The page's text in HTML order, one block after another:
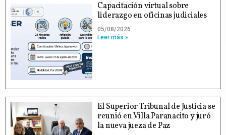
Capacitación virtual sobre
liderazgo en oficinas judiciales
05/08/2026
Leer más »
El Superior Tribunal de Justicia se
reunió en Villa Paranacito y juró
la nueva jueza de Paz